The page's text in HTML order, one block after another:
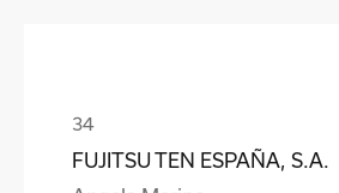
FUJITSU TEN ESPAÑA, S.A.